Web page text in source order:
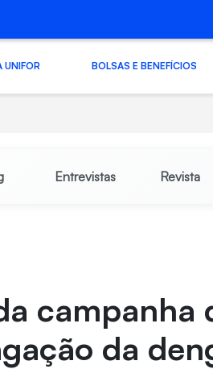
UNIFOR BOLSAS E BENEFÍCIOS
Entrevistas Revista
campanha
da